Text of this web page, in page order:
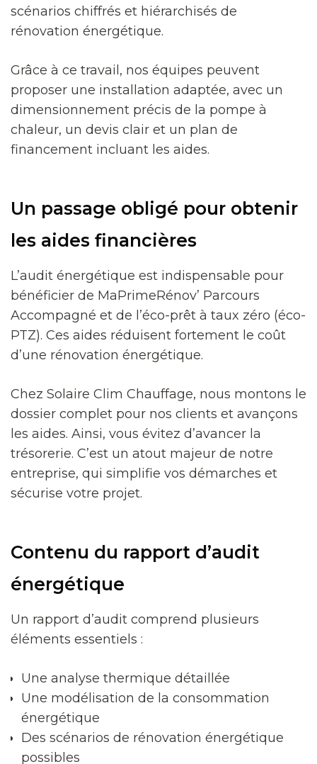
scénarios chiffrés et hiérarchisés de
rénovation énergétique.
Grâce à ce travail, nos équipes peuvent
proposer une installation adaptée, avec un
dimensionnement précis de la pompe à
chaleur, un devis clair et un plan de
financement incluant les aides.
Un passage obligé pour obtenir
les aides financières
L’audit énergétique est indispensable pour
bénéficier de MaPrimeRénov’ Parcours
Accompagné et de l’éco-prêt à taux zéro (éco-
PTZ). Ces aides réduisent fortement le coût
d’une rénovation énergétique.
Chez Solaire Clim Chauffage, nous montons le
dossier complet pour nos clients et avançons
les aides. Ainsi, vous évitez d’avancer la
trésorerie. C’est un atout majeur de notre
entreprise, qui simplifie vos démarches et
sécurise votre projet.
Contenu du rapport d’audit
énergétique
Un rapport d’audit comprend plusieurs
éléments essentiels :
Une analyse thermique détaillée
Une modélisation de la consommation
énergétique
Des scénarios de rénovation énergétique
possibles